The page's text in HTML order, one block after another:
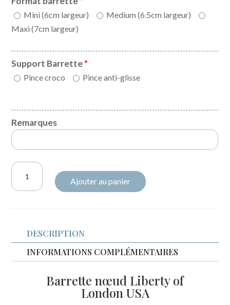
Mini (6cm largeur)
Medium (6.5cm largeur)
Maxi (7cm largeur)
Support Barrette*
Pince croco Pince anti-glisse
Remarques
quantité
Betsy
Ajouter au panier
DESCRIPTION
INFORMATIONS COMPLÉMENTAIRES
Barrette nœud Liberty of
London USA